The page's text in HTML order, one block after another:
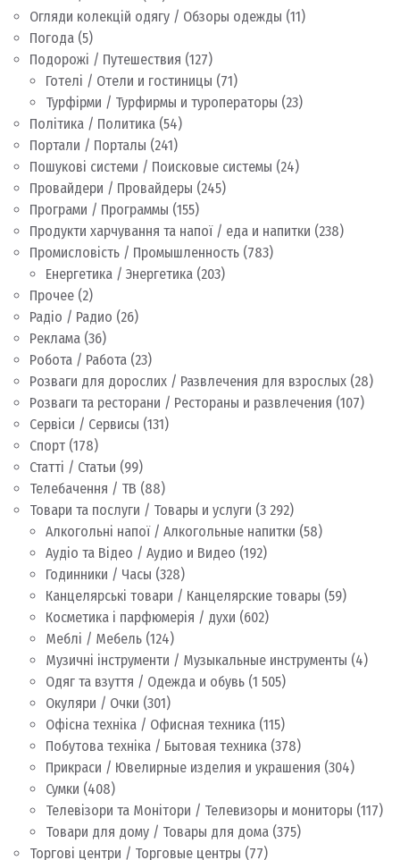
Огляди колекцій одягу / Обзоры одежды (11)
Погода (5)
Подорожі / Путешествия (127)
Готелі / Отели и гостиницы (71)
Турфірми / Турфирмы и туроператоры (23)
Політика / Политика (54)
Портали / Порталы (241)
Пошукові системи / Поисковые системы (24)
Провайдери / Провайдеры (245)
Програми / Программы (155)
Продукти харчування та напої / еда и напитки (238)
Промисловість / Промышленность (783)
Енергетика / Энергетика (203)
Прочее (2)
Радіо / Радио (26)
Реклама (36)
Робота / Работа (23)
Розваги для дорослих / Развлечения для взрослых (28)
Розваги та ресторани / Рестораны и развлечения (107)
Сервіси / Сервисы (131)
Спорт (178)
Статті / Статьи (99)
Телебачення / ТВ (88)
Товари та послуги / Товары и услуги (3 292)
Алкогольні напої / Алкогольные напитки (58)
Аудіо та Відео / Аудио и Видео (192)
Годинники / Часы (328)
Канцелярські товари / Канцелярские товары (59)
Косметика і парфюмерія / духи (602)
Меблі / Мебель (124)
Музичні інструменти / Музыкальные инструменты (4)
Одяг та взуття / Одежда и обувь (1 505)
Окуляри / Очки (301)
Офісна техніка / Офисная техника (115)
Побутова техніка / Бытовая техника (378)
Прикраси / Ювелирные изделия и украшения (304)
Сумки (408)
Телевізори та Монітори / Телевизоры и мониторы (117)
Товари для дому / Товары для дома (375)
Торгові центри / Торговые центры (77)